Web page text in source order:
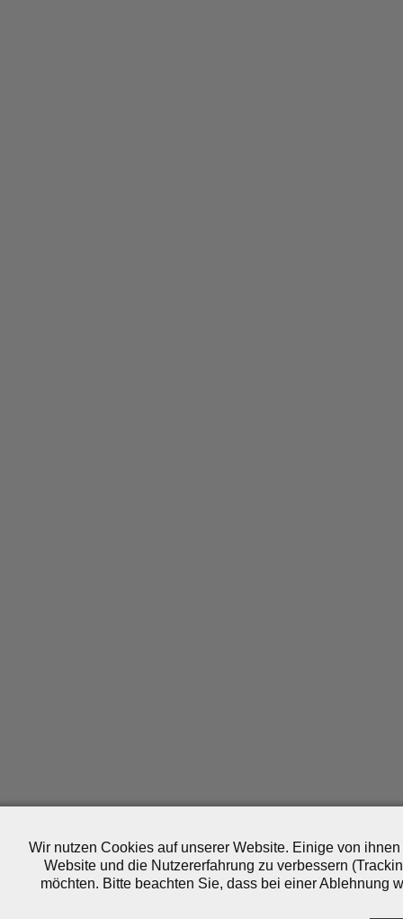
Wir nutzen Cookies auf unserer Website. Einige von
Website und die Nutzererfahrung zu verbessern
möchten. Bitte beachten Sie, dass bei einer Ablehnung